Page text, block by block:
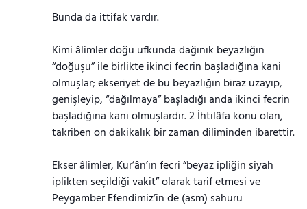
Bunda da ittifak vardır.
Kimi âlimler doğu ufkunda dağınık beyazlığın
“doğuşu” ile birlikte ikinci fecrin başladığına kani
olmuşlar; ekseriyet de bu beyazlığın biraz uzayıp,
genişleyip, “dağılmaya” başladığı anda ikinci fecrin
başladığına kani olmuşlardır. 2 İhtilâfa konu olan,
takriben on dakikalık bir zaman diliminden ibarettir.
Ekser âlimler, Kur’ân’ın fecri “beyaz ipliğin siyah
iplikten seçildiği vakit” olarak tarif etmesi ve
Peygamber Efendimiz’in de (asm) sahuru